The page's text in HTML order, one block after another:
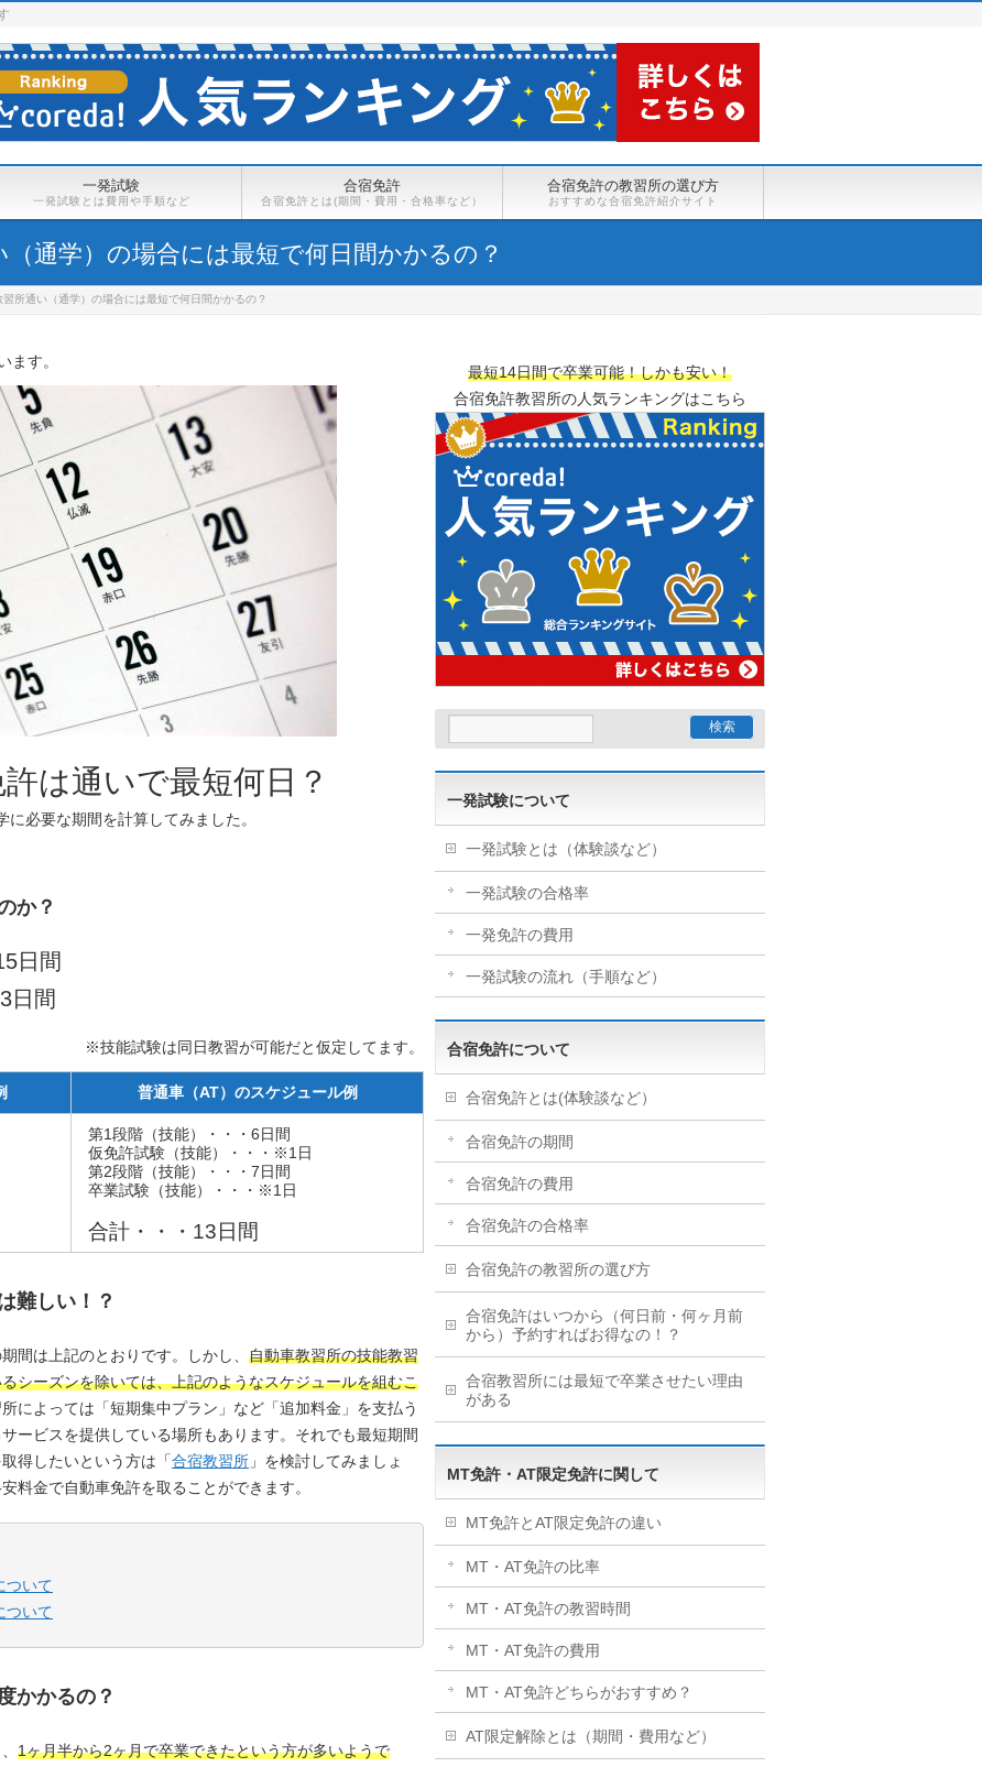
一発試験
一発試験とは費用や手順など
合宿免許
合宿免許とは(期間・費用・合格率など）
合宿免許の教習所の選び方
おすすめな合宿免許紹介サイト
（通学）の場合には最短で何日間かかるの？
習所通い（通学）の場合には最短で何日間かかるの？
は通いで最短何日？
に必要な期間を計算してみました。
か？
日間
日間
※技能試験は同日教習が可能だと仮定してます。
普通車（AT）のスケジュール例
第1段階（技能）・・・6日間
仮免許試験（技能）・・・※1日
第2段階（技能）・・・7日間
卒業試験（技能）・・・※1日
合計・・・13日間
難しい！？
間は上記のとおりです。しかし、 自動車教習所の技能教習
シーズンを除いては、上記のようなスケジュールを組むこ
によっては「短期集中プラン」など「追加料金」を支払う
ービスを提供している場所もあります。それでも最短期間
得したいという方は「合宿教習所 」を検討してみましょ
料金で自動車免許を取ることができます。
ついて
ついて
かかるの？
1ヶ月半から2ヶ月で卒業できたという方が多いようで
最短14日間で卒業可能！しかも安い！
合宿免許教習所の人気ランキングはこちら
一発試験について
一発試験とは（体験談など）
一発試験の合格率
一発免許の費用
一発試験の流れ（手順など）
合宿免許について
合宿免許とは(体験談など）
合宿免許の期間
合宿免許の費用
合宿免許の合格率
合宿免許の教習所の選び方
合宿免許はいつから（何日前・何ヶ月前
から）予約すればお得なの！？
合宿教習所には最短で卒業させたい理由
がある
MT免許・AT限定免許に関して
MT免許とAT限定免許の違い
MT・AT免許の比率
MT・AT免許の教習時間
MT・AT免許の費用
MT・AT免許どちらがおすすめ？
AT限定解除とは（期間・費用など）